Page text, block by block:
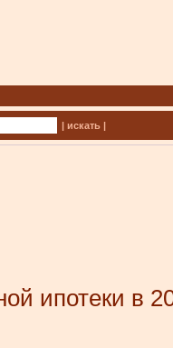
| искать |
ипотеки в